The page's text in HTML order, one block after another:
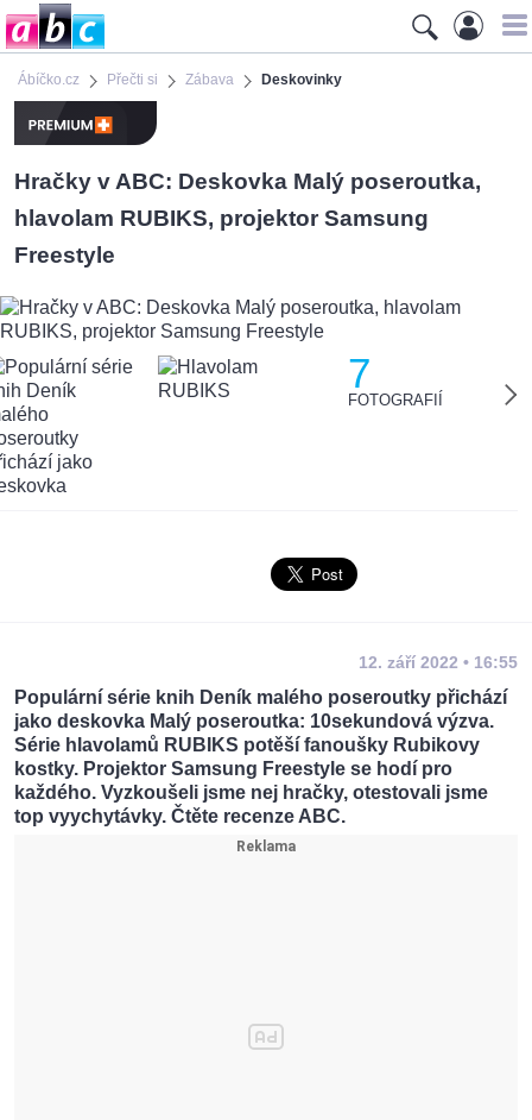
Ábíčko.cz Přečti si Zábava Deskovinky
Hračky v ABC: Deskovka Malý poseroutka,
hlavolam RUBIKS, projektor Samsung
Freestyle
7
FOTOGRAFIÍ
12. září 2022 • 16:55
Populární série knih Deník malého poseroutky přichází
jako deskovka Malý poseroutka: 10sekundová výzva.
Série hlavolamů RUBIKS potěší fanoušky Rubikovy
kostky. Projektor Samsung Freestyle se hodí pro
každého. Vyzkoušeli jsme nej hračky, otestovali jsme
top vyychytávky. Čtěte recenze ABC.